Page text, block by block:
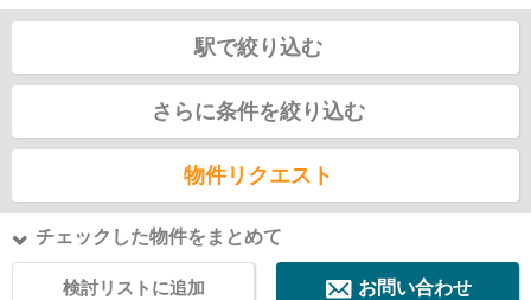
駅で絞り込む
さらに条件を絞り込む
物件リクエスト
チェックした物件をまとめて
検討リストに追加 お問い合わせ